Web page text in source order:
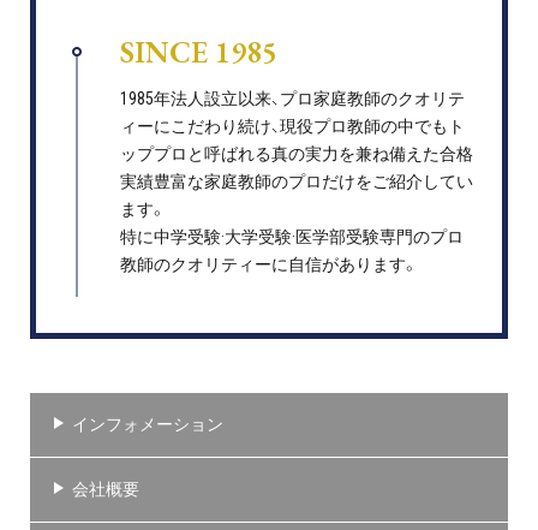
SINCE 1985
1985年法人設立以来、プロ家庭教師のクオリテ
ィーにこだわり続け、現役プロ教師の中でもト
ッププロと呼ばれる真の実力を兼ね備えた合格
実績豊富な家庭教師のプロだけをご紹介してい
ます。
特に中学受験·大学受験·医学部受験専門のプロ
教師のクオリティーに自信があります。
インフォメーション
会社概要